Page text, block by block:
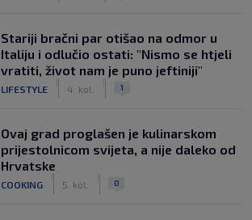
Stariji bračni par otišao na odmor u
Italiju i odlučio ostati: "Nismo se htjeli
vratiti, život nam je puno jeftiniji"
LIFESTYLE 4. kol. 1
Ovaj grad proglašen je kulinarskom
prijestolnicom svijeta, a nije daleko od
Hrvatske
COOKING 5. kol. 0